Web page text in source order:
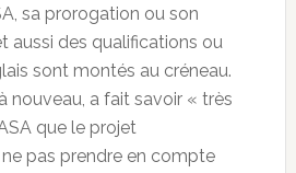
sa prorogation ou son
aussi des qualifications ou
sont montés au créneau.
nouveau, a fait savoir « très
que le projet
pas prendre en compte